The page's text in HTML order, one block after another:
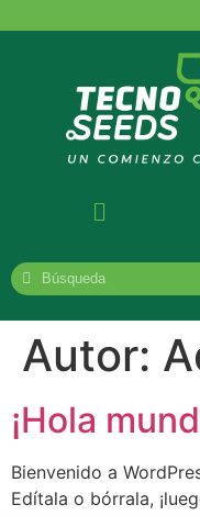
Autor:
¡Hola
Bienvenido a
Edítala o bórrala,